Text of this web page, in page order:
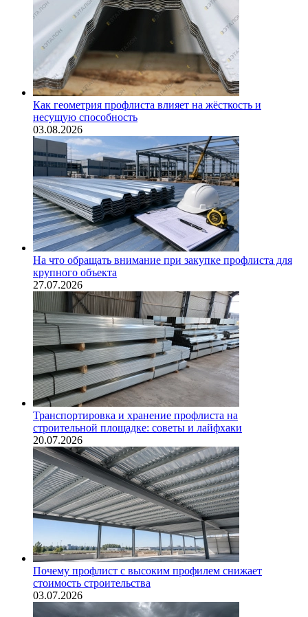
Как геометрия профлиста влияет на жёсткость и
несущую способность
03.08.2026
На что обращать внимание при закупке профлиста для
крупного объекта
27.07.2026
Транспортировка и хранение профлиста на
строительной площадке: советы и лайфхаки
20.07.2026
Почему профлист с высоким профилем снижает
стоимость строительства
03.07.2026